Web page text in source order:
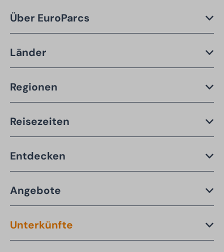
Über EuroParcs
Länder
Regionen
Reisezeiten
Entdecken
Angebote
Unterkünfte